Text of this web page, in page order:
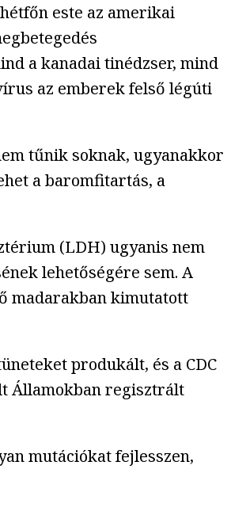
este az amerikai
a kanadai tinédzser, mind
az emberek felső légúti
tűnik soknak, ugyanakkor
a baromfitartás, a
(LDH) ugyanis nem
lehetőségére sem. A
madarakban kimutatott
produkált, és a CDC
Államokban regisztrált
mutációkat fejlesszen,